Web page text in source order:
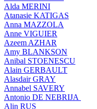
Alda MERINI
Atanasie KATIGAS
Anna MAZZOLA
Anne VIGUIER
Azeem AZHAR
Amy BLANKSON
Anibal STOENESCU
Alain GERBAULT
Alasdair GRAY
Annabel SAVERY
Antonio DE NEBRIJA
Alin RUS